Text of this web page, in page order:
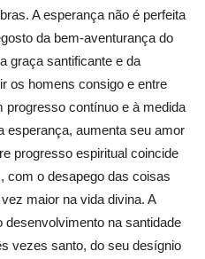
A esperança não é perfeita
da bem-aventurança do
graça santificante e da
os homens consigo e entre
contínuo e à medida
esperança, aumenta seu amor
progresso espiritual coincide
com o desapego das coisas
maior na vida divina. A
na santidade
vezes santo, do seu desígnio